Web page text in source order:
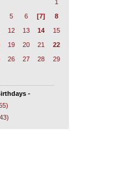
1
5 6 [7]
8
12 13 14
15
19 20 21
22
26 27 28
29
-